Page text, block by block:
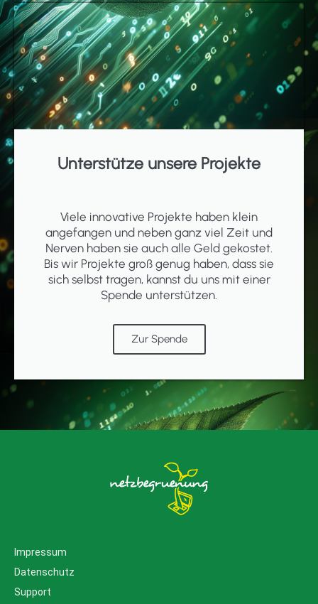
Unterstütze unsere Projekte
Viele innovative Projekte haben klein
angefangen und neben ganz viel Zeit und
Nerven haben sie auch alle Geld gekostet.
Bis wir Projekte groß genug haben, dass sie
sich selbst tragen, kannst du uns mit einer
Spende unterstützen.
Zur Spende
Impressum
Datenschutz
Support